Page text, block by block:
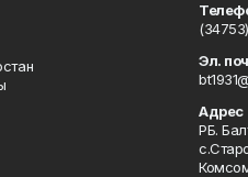
Эл.
Адрес
РБ.